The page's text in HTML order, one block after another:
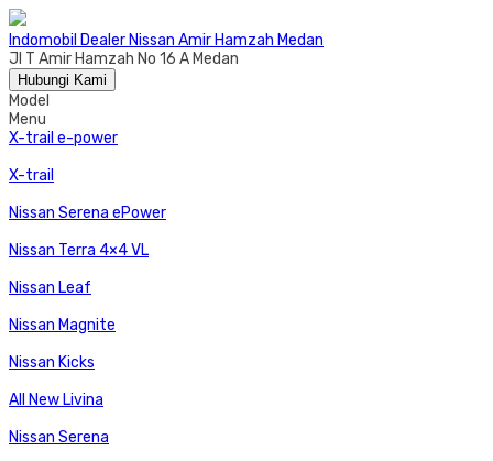
Indomobil Dealer Nissan Amir Hamzah Medan
Jl T Amir Hamzah No 16 A Medan
Hubungi Kami
Model
Menu
X-trail e-power
X-trail
Nissan Serena ePower
Nissan Terra 4×4 VL
Nissan Leaf
Nissan Magnite
Nissan Kicks
All New Livina
Nissan Serena